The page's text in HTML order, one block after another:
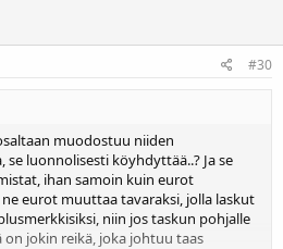
#30
muodostuu niiden
luonnolisesti köyhdyttää..? Ja se
ihan samoin kuin eurot
eurot muuttaa tavaraksi, jolla laskut
niin jos taskun pohjalle
on jokin reikä, joka johtuu taas